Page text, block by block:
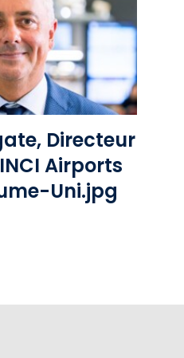
fichier
standard
Directeur
Airports
Uni.jpg